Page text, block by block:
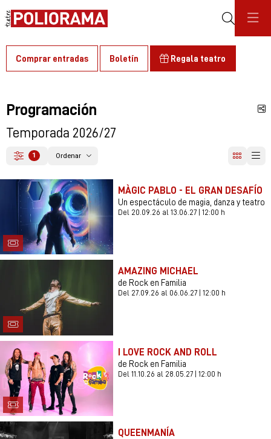
Comprar entradas Boletín Regala teatro
Programación
Temporada 2026/27
Filtrar
1 Ordenar
MÀGIC PABLO - EL GRAN DESAFÍO
Un espectáculo de magia, danza y teatro
Del 20.09.26 al 13.06.27| 12:00 h
AMAZING MICHAEL
de Rock en Familia
Del 27.09.26 al 06.06.27| 12:00 h
I LOVE ROCK AND ROLL
de Rock en Familia
Del 11.10.26 al 28.05.27| 12:00 h
QUEENMANÍA